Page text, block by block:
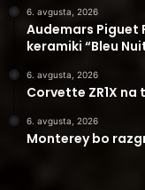
6. avgusta, 2026
Audemars Piguet
keramiki “Bleu
6. avgusta, 2026
Corvette ZR1X na
6. avgusta, 2026
Monterey bo